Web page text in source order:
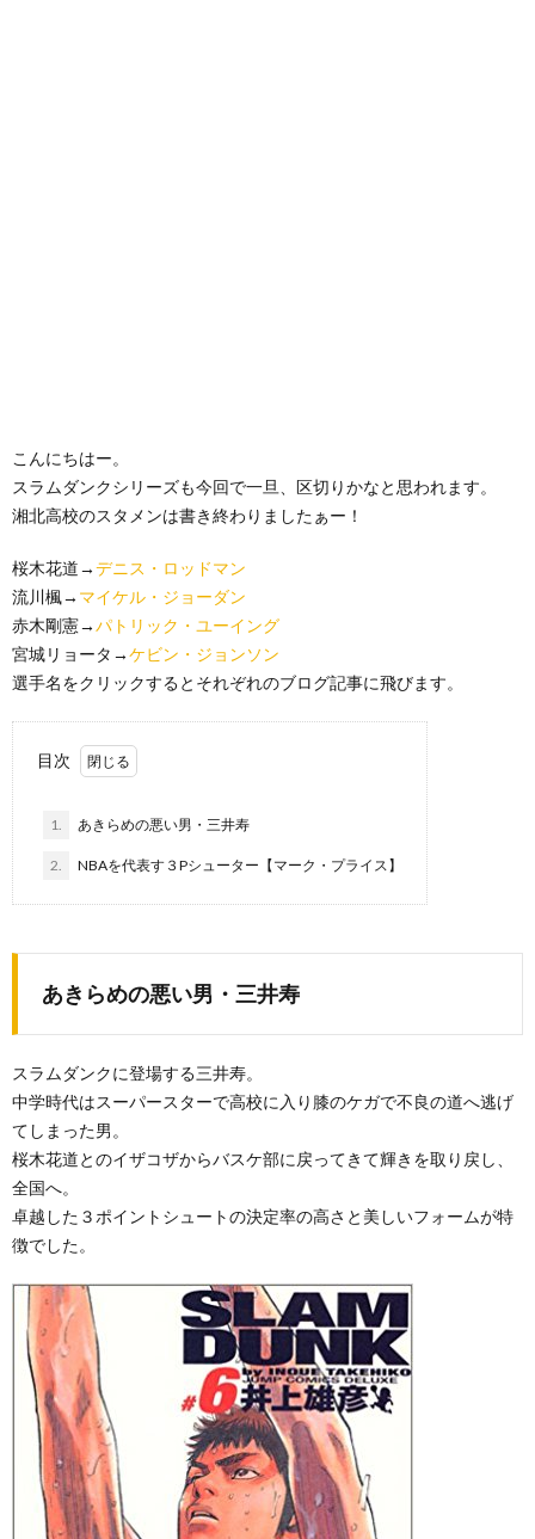
こんにちはー。
スラムダンクシリーズも今回で一旦、区切りかなと思われます。
湘北高校のスタメンは書き終わりましたぁー！
桜木花道→デニス・ロッドマン
流川楓→ マイケル・ジョーダン
赤木剛憲→パトリック・ユーイング
宮城リョータ→ケビン・ジョンソン
選手名をクリックするとそれぞれのブログ記事に飛びます。
目次
1. あきらめの悪い男・三井寿
2. NBAを代表す３Pシューター【マーク・プライス】
あきらめの悪い男・三井寿
スラムダンクに登場する三井寿。
中学時代はスーパースターで高校に入り膝のケガで不良の道へ逃げ
てしまった男。
桜木花道とのイザコザからバスケ部に戻ってきて輝きを取り戻し、
全国へ。
卓越した３ポイントシュートの決定率の高さと美しいフォームが特
徴でした。